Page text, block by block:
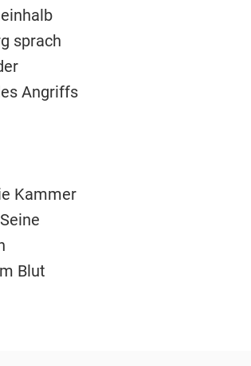
sprach
Angriffs
Kammer
Blut